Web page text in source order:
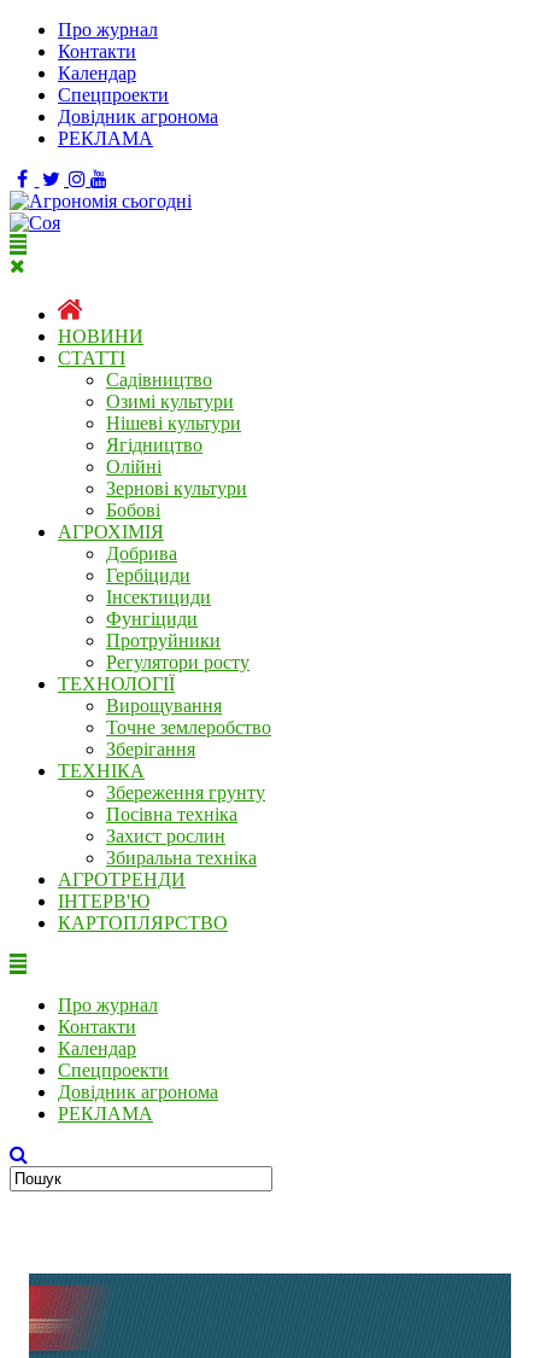
Про журнал
Контакти
Календар
Спецпроекти
Довідник агронома
РЕКЛАМА
НОВИНИ
СТАТТІ
Садівництво
Озимі культури
Нішеві культури
Ягідництво
Олійні
Зернові культури
Бобові
АГРОХІМІЯ
Добрива
Гербіциди
Інсектициди
Фунгіциди
Протруйники
Регулятори росту
ТЕХНОЛОГІЇ
Вирощування
Точне землеробство
Зберігання
ТЕХНІКА
Збереження грунту
Посівна техніка
Захист рослин
Збиральна техніка
АГРОТРЕНДИ
ІНТЕРВ'Ю
КАРТОПЛЯРСТВО
Про журнал
Контакти
Календар
Спецпроекти
Довідник агронома
РЕКЛАМА